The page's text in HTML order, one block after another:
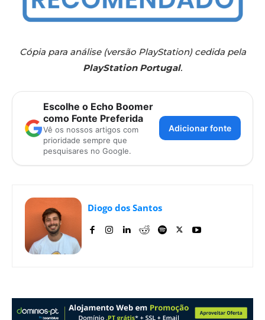
Cópia para análise (versão PlayStation) cedida pela
PlayStation Portugal.
Escolhe o Echo Boomer
como Fonte Preferida
Vê os nossos artigos com
prioridade sempre que
pesquisares no Google.
Adicionar fonte
Diogo dos Santos